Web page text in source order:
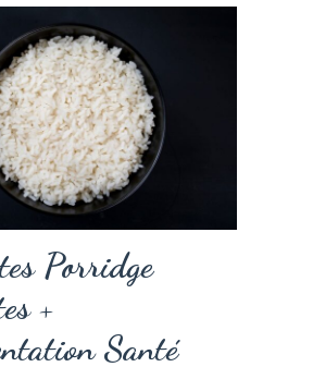
Porridge
+
Santé